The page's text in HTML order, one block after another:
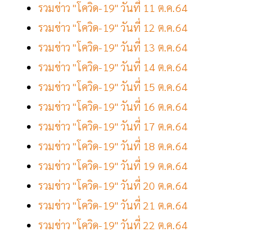
รวมข่าว "โควิด-19" วันที่ 11 ต.ค.64
รวมข่าว "โควิด-19" วันที่ 12 ต.ค.64
รวมข่าว "โควิด-19" วันที่ 13 ต.ค.64
รวมข่าว "โควิด-19" วันที่ 14 ต.ค.64
รวมข่าว "โควิด-19" วันที่ 15 ต.ค.64
รวมข่าว "โควิด-19" วันที่ 16 ต.ค.64
รวมข่าว "โควิด-19" วันที่ 17 ต.ค.64
รวมข่าว "โควิด-19" วันที่ 18 ต.ค.64
รวมข่าว "โควิด-19" วันที่ 19 ต.ค.64
รวมข่าว "โควิด-19" วันที่ 20 ต.ค.64
รวมข่าว "โควิด-19" วันที่ 21 ต.ค.64
รวมข่าว "โควิด-19" วันที่ 22 ต.ค.64